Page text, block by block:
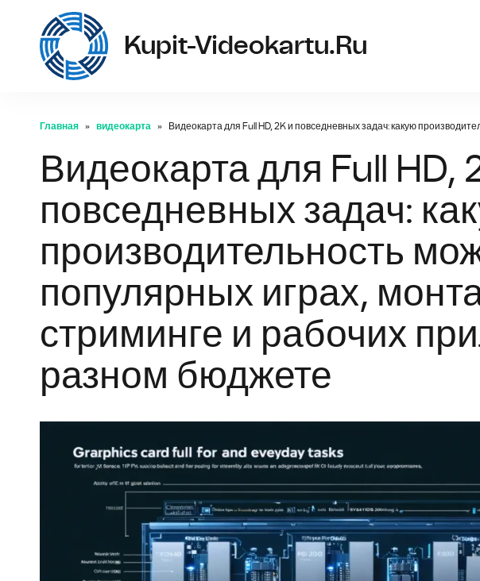
Kupit-Videokartu.ru
Главная видеокарта Видеокарта для Full HD, 2K и повседневных задач: какую
Видеокарта для Full HD,
повседневных задач:
производительность
популярных играх,
стриминге и рабочих
разном бюджете